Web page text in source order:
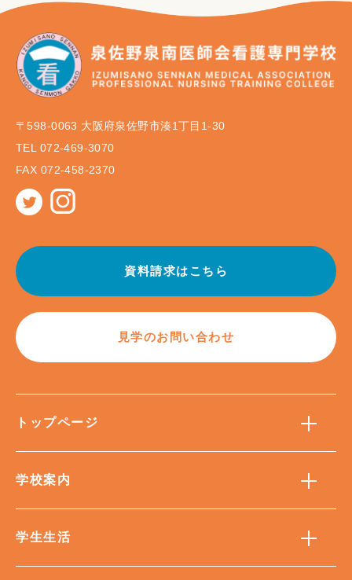
〒598-0063 大阪府泉佐野市湊1丁目1-30
TEL 072-469-3070
FAX 072-458-2370
資料請求はこちら
見学のお問い合わせ
トップページ
学校案内
学生生活